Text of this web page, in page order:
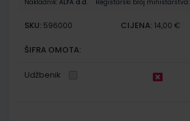
Nakladnik: ALFA d.d. Registarski broj ministarstva:
SKU: 596000 CIJENA: 14,00 €
ŠIFRA OMOTA:
Udžbenik